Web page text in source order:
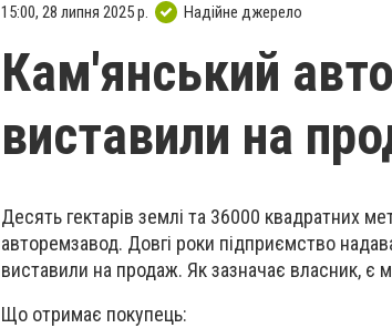
15:00, 28 липня 2025 р. Надійне джерело
Кам'янський
виставили на
Десять гектарів землі та 36000 квадратних
авторемзавод. Довгі роки підприємство
виставили на продаж. Як зазначає власник, є
Що отримає покупець: